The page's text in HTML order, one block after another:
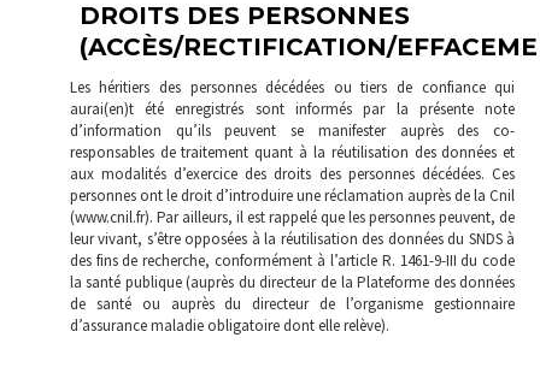
DROITS DES PERSONNES
(ACCÈS/RECTIFICATION/
Les héritiers des personnes décédées ou tiers de confiance qui
aurai(en)t été enregistrés sont informés par la présente note
d’information qu’ils peuvent se manifester auprès des co-
responsables de traitement quant à la réutilisation des données et
aux modalités d’exercice des droits des personnes décédées. Ces
personnes ont le droit d’introduire une réclamation auprès de la Cnil
(www.cnil.fr). Par ailleurs, il est rappelé que les personnes peuvent, de
leur vivant, s’être opposées à la réutilisation des données du SNDS à
des fins de recherche, conformément à l’article R. 1461-9-III du code
la santé publique (auprès du directeur de la Plateforme des données
de santé ou auprès du directeur de l’organisme gestionnaire
d’assurance maladie obligatoire dont elle relève).